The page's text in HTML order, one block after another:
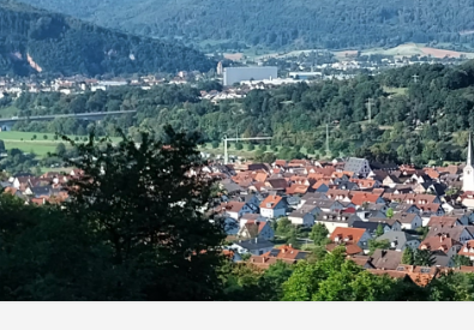
SV
1911